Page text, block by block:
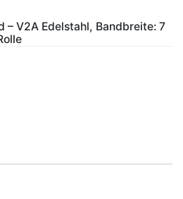
– V2A Edelstahl, Bandbreite: 7